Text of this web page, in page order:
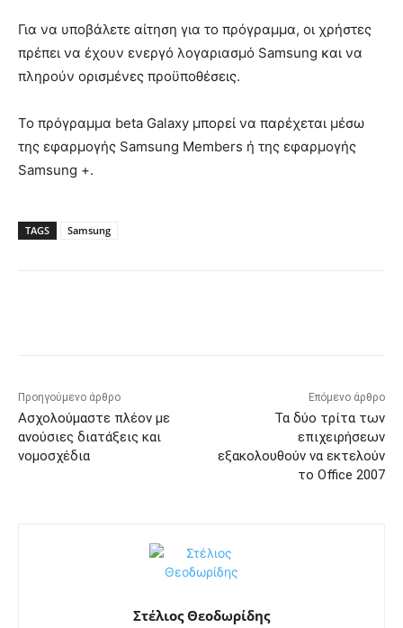
Για να υποβάλετε αίτηση για το πρόγραμμα, οι χρήστες
πρέπει να έχουν ενεργό λογαριασμό Samsung και να
πληρούν ορισμένες προϋποθέσεις.
Το πρόγραμμα beta Galaxy μπορεί να παρέχεται μέσω
της εφαρμογής Samsung Members ή της εφαρμογής
Samsung +.
TAGS Samsung
Προηγούμενο άρθρο
Ασχολούμαστε πλέον με
ανούσιες διατάξεις και
νομοσχέδια
Επόμενο άρθρο
Τα δύο τρίτα των
επιχειρήσεων
εξακολουθούν να εκτελούν
το Office 2007
Στέλιος Θεοδωρίδης